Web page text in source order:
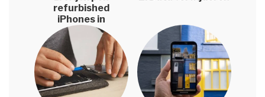
refurbished
iPhones in